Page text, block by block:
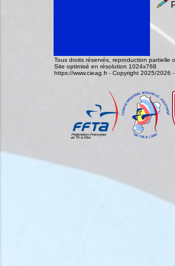
Tous droits réservés, reproduction partielle
Site optimisé en résolution 1024x768
https://www.cieag.fr - Copyright 2025/2026